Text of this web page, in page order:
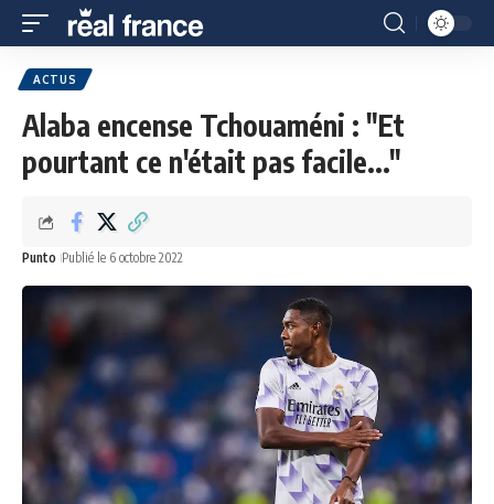
ACTUS
Alaba encense Tchouaméni : "Et
pourtant ce n'était pas facile..."
Punto Publié le 6 octobre 2022